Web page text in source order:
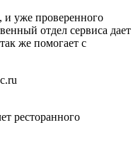
уже проверенного
отдел сервиса дает
же помогает с
ресторанного